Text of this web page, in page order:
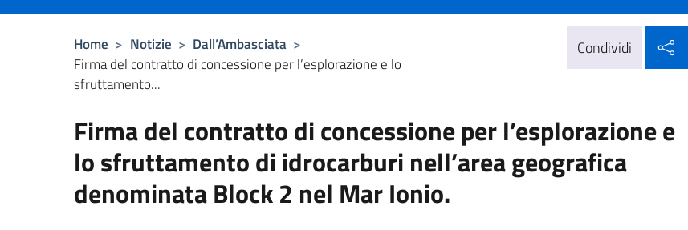
Home > Notizie > Dall’Ambasciata >
Firma del contratto di concessione per l’esplorazione e lo
sfruttamento...
Condividi
Firma del contratto di concessione per l’esplorazione e
lo sfruttamento di idrocarburi nell’area geografica
denominata Block 2 nel Mar Ionio.